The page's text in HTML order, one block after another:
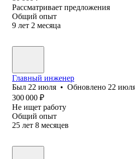
Рассматривает предложения
Общий опыт
9 лет 2 месяца
Главный инженер
Был 22 июля • Обновлено 22
300 000 ₽
Не ищет работу
Общий опыт
25 лет 8 месяцев